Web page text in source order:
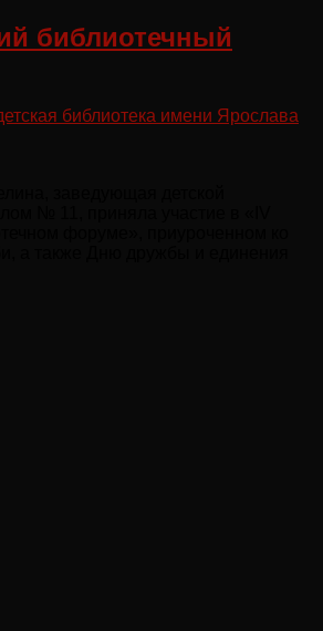
библиотечный
библиотека имени Ярослава